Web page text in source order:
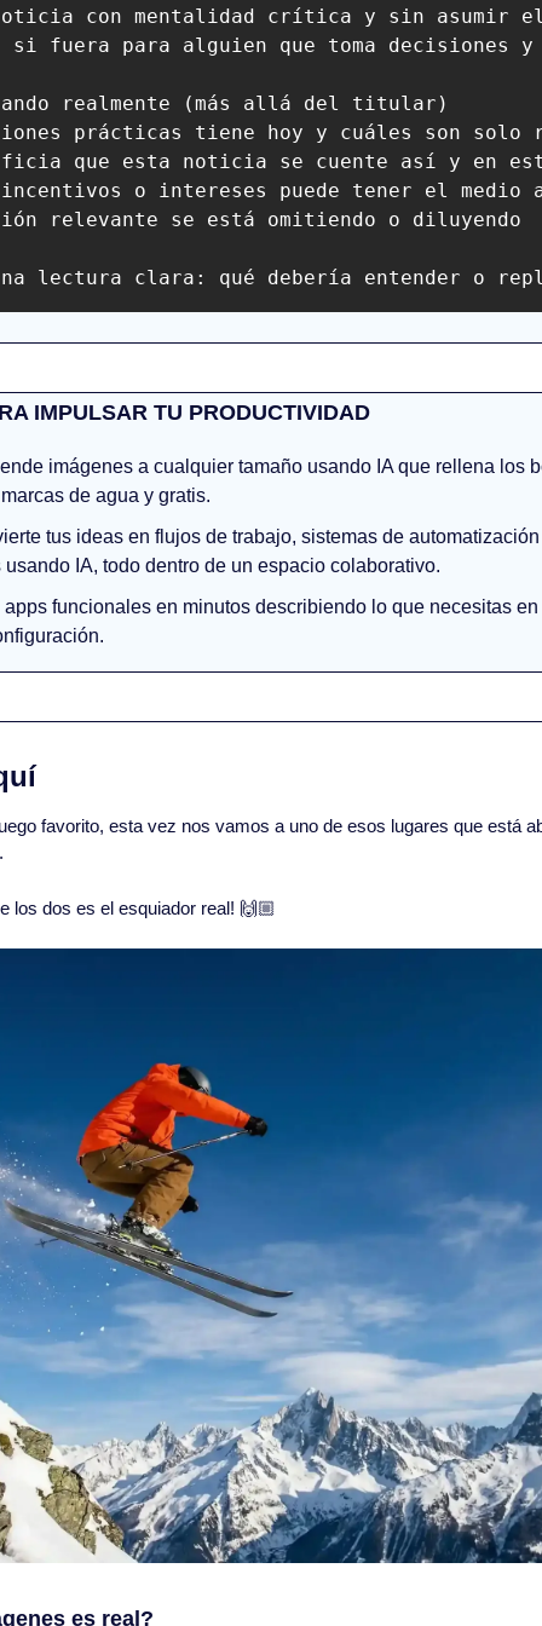
con mentalidad crítica y sin asumir
si fuera para alguien que toma decisiones
realmente (más allá del titular)
prácticas tiene hoy y cuáles son solo
que esta noticia se cuente así y en este
incentivos o intereses puede tener el
relevante se está omitiendo o diluyendo
una lectura clara: qué debería entender o
IMPULSAR TU PRODUCTIVIDAD
imágenes a cualquier tamaño usando IA que rellena los
de agua y gratis.
tus ideas en flujos de trabajo, sistemas de
IA, todo dentro de un espacio colaborativo.
funcionales en minutos describiendo lo que necesitas
favorito, esta vez nos vamos a uno de esos lugares que está
los dos es el esquiador real! 🙌🏼
es real?